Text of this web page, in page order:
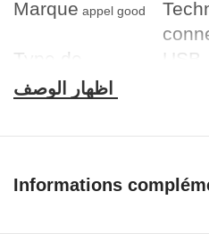
Marque appel good
USB
Type de
connecteur
compatibles
Informations